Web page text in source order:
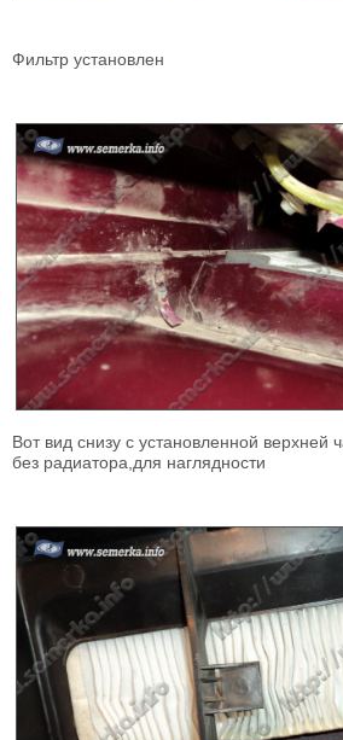
Фильтр установлен
Вот вид снизу с установленной верхней
без радиатора,для наглядности